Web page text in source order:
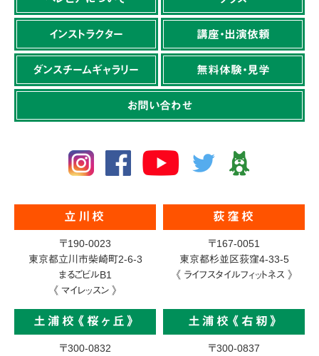
インストラクター 講座・出演依頼
ダンスチームギャラリー 無料体験・見学
お問い合わせ
立川校
〒190-0023
東京都立川市柴崎町2-6-3
まるごビルB1
《 マイレッスン 》
荻窪校
〒167-0051
東京都杉並区荻窪4-33-5
《 ライフスタイルフィットネス 》
土浦校《桜ヶ丘》
〒300-0832
土浦校《右籾》
〒300-0837